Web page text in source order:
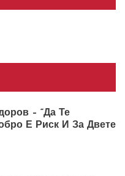
– “Да Те
Е Риск И За Двете